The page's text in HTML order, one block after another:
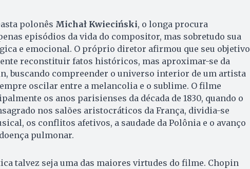
polonês Michał Kwieciński, o longa procura
episódios da vida do compositor, mas sobretudo sua
e emocional. O próprio diretor afirmou que seu objetivo
reconstituir fatos históricos, mas aproximar-se da
buscando compreender o universo interior de um artista
oscilar entre a melancolia e o sublime. O filme
os anos parisienses da década de 1830, quando o
nos salões aristocráticos da França, dividia-se
os conflitos afetivos, a saudade da Polônia e o avanço
pulmonar.
talvez seja uma das maiores virtudes do filme. Chopin